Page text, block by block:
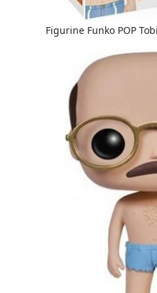
Figurine Funko POP